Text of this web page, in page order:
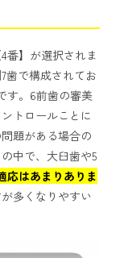
番】が選択されま
歯で構成されてお
す。6前歯の審美
トロールことに
題がある場合の
中で、大臼歯や5
応はあまりありま
多くなりやすい